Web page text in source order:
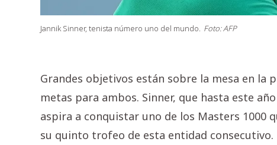
Jannik Sinner, tenista número uno del mundo. Foto: AFP
Grandes objetivos están sobre la mesa en la
metas para ambos. Sinner, que hasta este
aspira a conquistar uno de los Masters 1000
su quinto trofeo de esta entidad consecutivo.